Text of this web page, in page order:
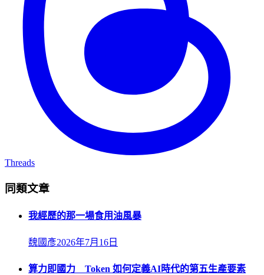
Threads
同類文章
我經歷的那一場食用油風暴
魏國彥2026年7月16日
算力即國力 Token 如何定義AI時代的第五生產要素